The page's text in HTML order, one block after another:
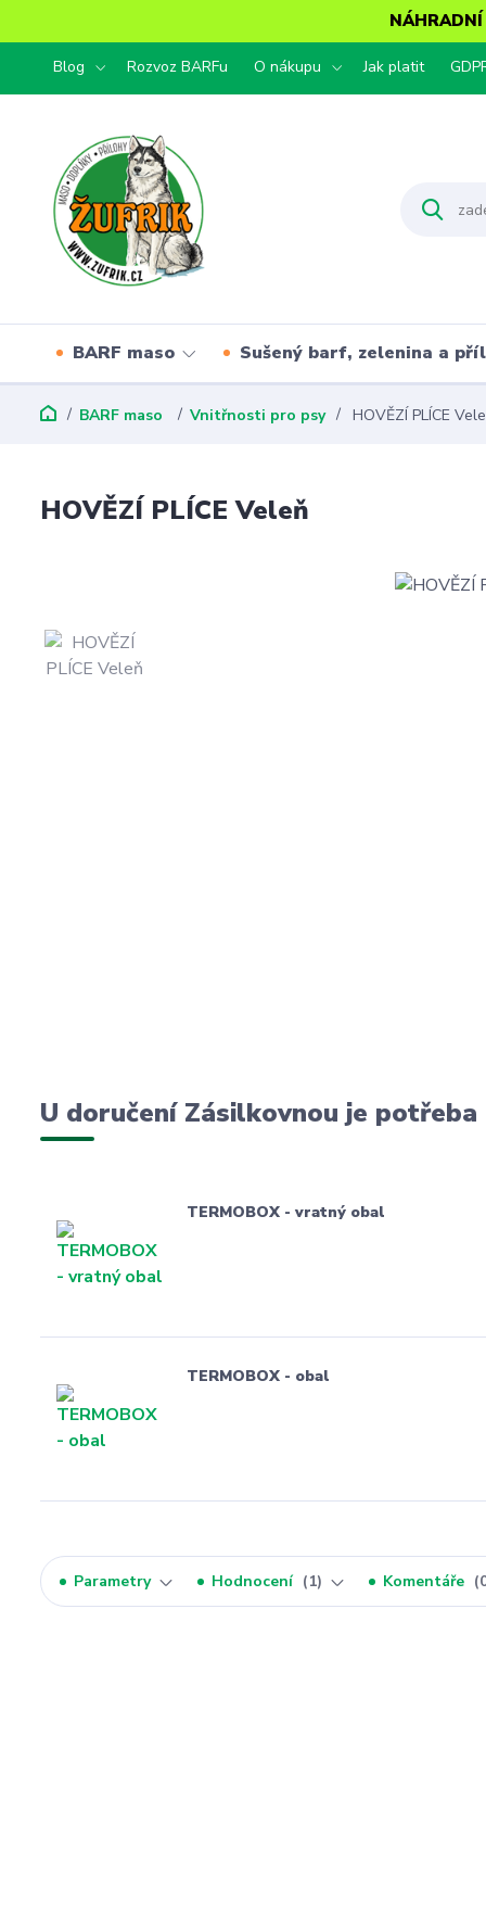
Blog Rozvoz BARFu O nákupu Jak platit
BARF maso Sušený barf, zelenina a
BARF maso Vnitřnosti pro psy HOVĚZÍ PLÍCE
HOVĚZÍ PLÍCE Veleň
U doručení Zásilkovnou je
TERMOBOX - vratný obal
TERMOBOX - obal
Parametry Hodnocení 1 Komentáře